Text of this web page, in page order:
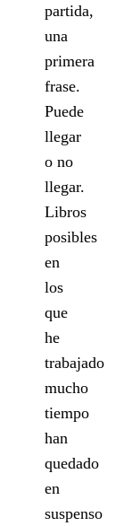
partida,
una
primera
frase.
Puede
llegar
o no
llegar.
Libros
posibles
en
los
que
he
trabajado
mucho
tiempo
han
quedado
en
suspenso